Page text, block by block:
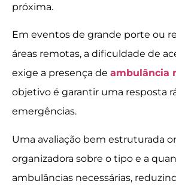
próxima.
Em eventos de grande porte ou
áreas remotas, a dificuldade de
exige a presença de ambulância
objetivo é garantir uma resposta
emergências.
Uma avaliação bem estruturada
organizadora sobre o tipo e a
ambulâncias necessárias,